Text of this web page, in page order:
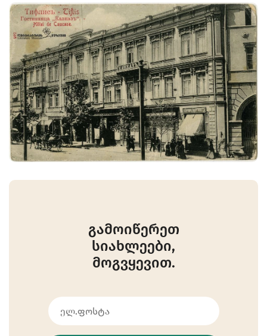
გამოიწერეთ
სიახლეები,
მოგვყევით.